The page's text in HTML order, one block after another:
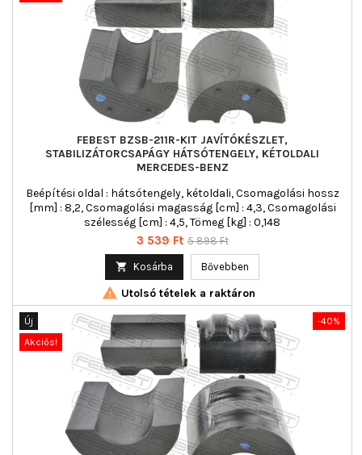
FEBEST BZSB-211R-KIT JAVÍTÓKÉSZLET,
STABILIZÁTORCSAPÁGY HÁTSÓTENGELY, KÉTOLDALI
MERCEDES-BENZ
Beépítési oldal : hátsótengely, kétoldali, Csomagolási hossz
[mm] : 8,2, Csomagolási magasság [cm] : 4,3, Csomagolási
szélesség [cm] : 4,5, Tömeg [kg] : 0,148
Ár
3 539 Ft Normál
5 898 Ft
 Kosárba Bővebben
 Utolsó tételek a raktáron
-40%
Új
Akciós!